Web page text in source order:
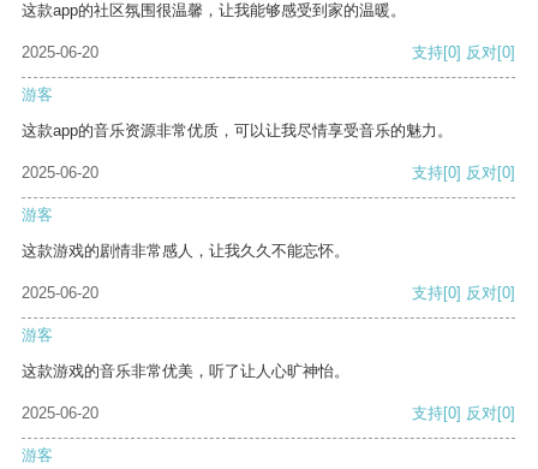
这款app的社区氛围很温馨，让我能够感受到家的温暖。
2025-06-20 支持[0] 反对[0]
游客
这款app的音乐资源非常优质，可以让我尽情享受音乐的魅力。
2025-06-20 支持[0] 反对[0]
游客
这款游戏的剧情非常感人，让我久久不能忘怀。
2025-06-20 支持[0] 反对[0]
游客
这款游戏的音乐非常优美，听了让人心旷神怡。
2025-06-20 支持[0] 反对[0]
游客